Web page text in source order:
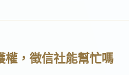
權，徵信社能幫忙嗎